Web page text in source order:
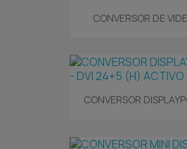
CONVERSOR DE
CONVERSOR